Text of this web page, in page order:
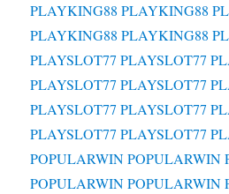
PLAYKING88 PLAYKING88
PLAYKING88 PLAYKING88
PLAYSLOT77 PLAYSLOT77
PLAYSLOT77 PLAYSLOT77
PLAYSLOT77 PLAYSLOT77
PLAYSLOT77 PLAYSLOT77
POPULARWIN POPULARWIN
POPULARWIN POPULARWIN